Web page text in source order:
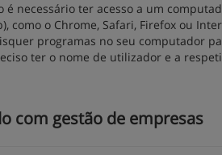
é necessário ter acesso a um
como o Chrome, Safari, Firefox ou
programas no seu computador
ter o nome de utilizador e a
com gestão de empresas